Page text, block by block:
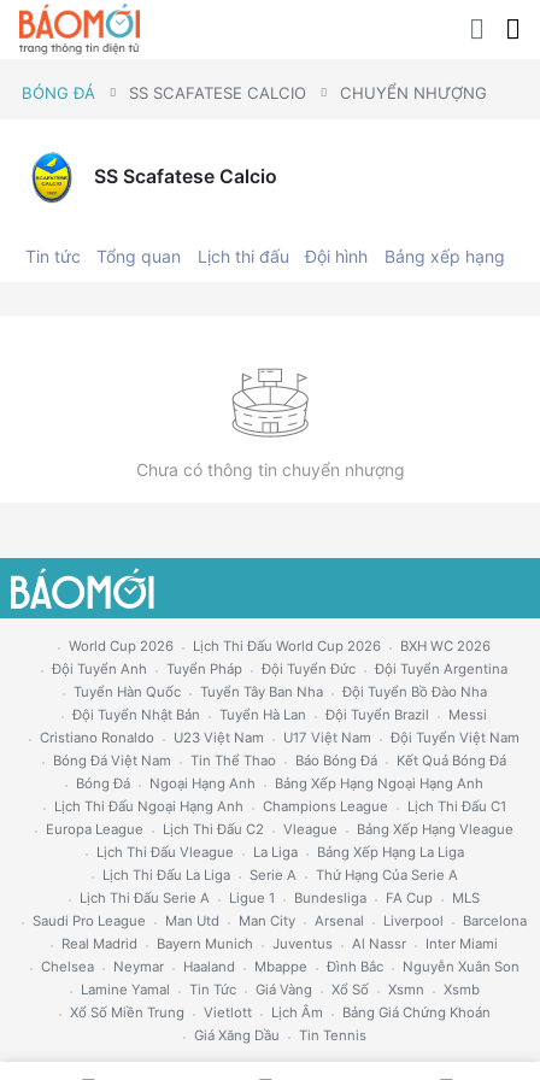
BÓNG ĐÁ SS SCAFATESE CALCIO CHUYỂN NHƯỢNG
SS Scafatese Calcio
Tin tức Tổng quan Lịch thi đấu Đội hình Bảng xếp hạng
Chưa có thông tin chuyển nhượng
World Cup 2026 Lịch Thi Đấu World Cup 2026
BXH WC 2026
Đội Tuyển Anh
Tuyển Pháp Đội Tuyển Đức
Đội Tuyển Argentina
Tuyển Hàn Quốc
Tuyển Tây Ban Nha
Đội Tuyển Bồ Đào Nha
Đội Tuyển Nhật Bản
Tuyển Hà Lan Đội Tuyển Brazil
Messi
Cristiano Ronaldo
U23 Việt Nam U17 Việt Nam
Đội Tuyển Việt Nam
Bóng Đá Việt Nam
Tin Thể Thao Báo Bóng Đá
Kết Quả Bóng Đá
Bóng Đá
Ngoại Hạng Anh
Bảng Xếp Hạng Ngoại Hạng Anh
Lịch Thi Đấu Ngoại Hạng Anh
Champions League
Lịch Thi Đấu C1
Europa League
Lịch Thi Đấu C2 Vleague
Bảng Xếp Hạng Vleague
Lịch Thi Đấu Vleague
La Liga
Bảng Xếp Hạng La Liga
Lịch Thi Đấu La Liga
Serie A
Thứ Hạng Của Serie A
Lịch Thi Đấu Serie A
Ligue 1 Bundesliga FA Cup
MLS
Saudi Pro League
Man Utd Man City Arsenal Liverpool
Barcelona
Real Madrid
Bayern Munich Juventus Al Nassr
Inter Miami
Chelsea
Neymar Haaland Mbappe Đình Bắc
Nguyễn Xuân Son
Lamine Yamal
Tin Tức Giá Vàng Xổ Số Xsmn
Xsmb
Xổ Số Miền Trung
Vietlott Lịch Âm
Bảng Giá Chứng Khoán
Giá Xăng Dầu
Tin Tennis